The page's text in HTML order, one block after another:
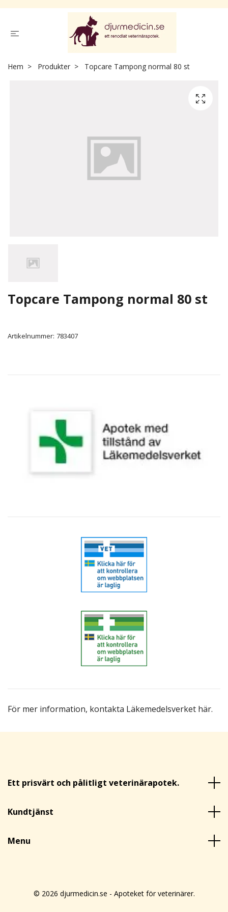
För mer information, kontakta Läkemedelsverket här.
Hem Produkter Topcare Tampong normal 80 st
Topcare Tampong normal 80 st
Artikelnummer: 783407
Ett prisvärt och pålitligt veterinärapotek.
Kundtjänst
Menu
© 2026 djurmedicin.se - Apoteket för veterinärer.